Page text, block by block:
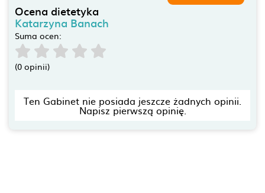
Ocena dietetyka
Katarzyna Banach
Suma ocen:
(0 opinii)
Ten Gabinet nie posiada jeszcze żadnych opinii.
Napisz pierwszą opinię.